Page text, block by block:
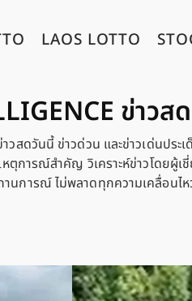
LAOS LOTTO
ข่าว
วสดวันนี้ ข่าวด่วน และข่าวเด่นปร
ารณ์สำคัญ วิเคราะห์ข่าวโดยผู้เ
นการณ์ ไม่พลาดทุกความเคลื่อน